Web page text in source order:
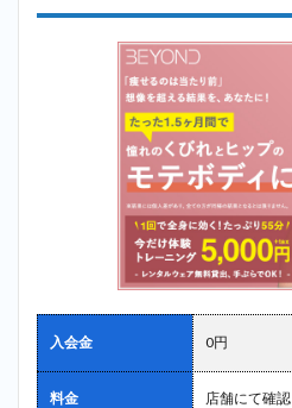
入会金 0円
料金 店舗にて確認